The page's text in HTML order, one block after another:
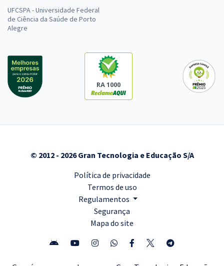
UFCSPA - Universidade Federal
de Ciência da Saúde de Porto
Alegre
RA 1000
© 2012 - 2026 Gran Tecnologia e Educação S/A
Política de privacidade
Termos de uso
Regulamentos
Segurança
Mapa do site